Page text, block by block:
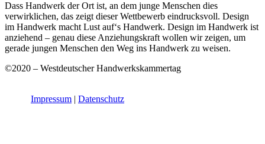
Dass Handwerk der Ort ist, an dem junge Menschen dies
verwirklichen, das zeigt dieser Wettbewerb eindrucksvoll. Design
im Handwerk macht Lust auf‘s Handwerk. Design im Handwerk ist
anziehend – genau diese Anziehungskraft wollen wir zeigen, um
gerade jungen Menschen den Weg ins Handwerk zu weisen.
©2020 – Westdeutscher Handwerkskammertag
Impressum | Datenschutz